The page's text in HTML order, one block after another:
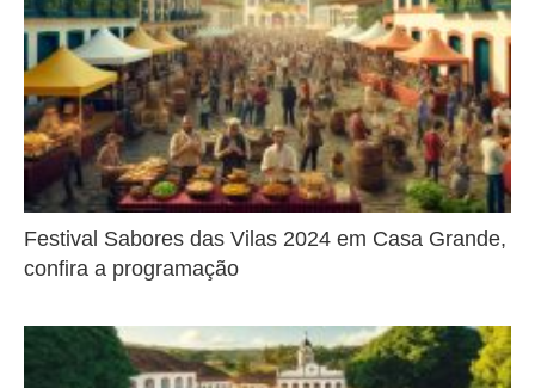
Festival Sabores das Vilas 2024 em Casa Grande,
confira a programação